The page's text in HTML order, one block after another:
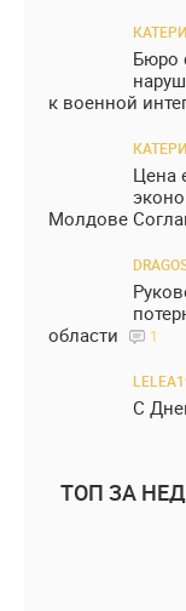
Бюро
к военной
Цена
Молдове
области
1
С
ТОП ЗА